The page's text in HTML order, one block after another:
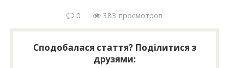
0 383 просмотров
Сподобалася стаття? Поділитися з
друзями: